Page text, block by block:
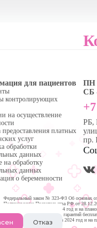
Отказ
для пациентов
контролирующих
на осуществление
платных
услуг
обработки
данных
на обработку
данных
о беременности
ПН
СБ
РБ,
пр.
Федеральный закон № 323-ФЗ Об основах
Постановление Правительства РФ от
медицинской помощи на 2024 год и на
Программа государственных гарантий
Республике Башкортостан на 2024 год и на